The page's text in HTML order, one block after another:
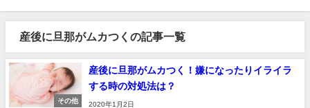
産後に旦那がムカつくの記事一覧
その他
産後に旦那がムカつく！嫌になったりイライラ
する時の対処法は？
2020年1月2日